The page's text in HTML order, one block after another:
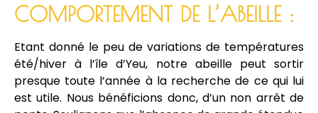
COMPORTEMENT DE L’ABEILLE :
Etant donné le peu de variations de températures
été/hiver à l’île d’Yeu, notre abeille peut sortir
presque toute l’année à la recherche de ce qui lui
est utile. Nous bénéficions donc, d’un non arrêt de